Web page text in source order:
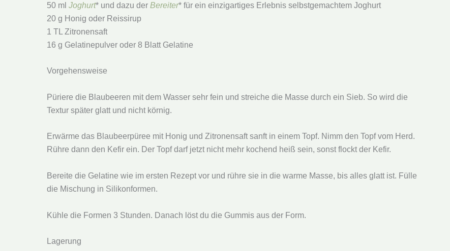
50 ml Joghurt* und dazu der Bereiter* für ein einzigartiges Erlebnis selbstgemachtem Joghurt
20 g Honig oder Reissirup
1 TL Zitronensaft
16 g Gelatinepulver oder 8 Blatt Gelatine
Vorgehensweise
Püriere die Blaubeeren mit dem Wasser sehr fein und streiche die Masse durch ein Sieb. So wird die
Textur später glatt und nicht körnig.
Erwärme das Blaubeerpüree mit Honig und Zitronensaft sanft in einem Topf. Nimm den Topf vom Herd.
Rühre dann den Kefir ein. Der Topf darf jetzt nicht mehr kochend heiß sein, sonst flockt der Kefir.
Bereite die Gelatine wie im ersten Rezept vor und rühre sie in die warme Masse, bis alles glatt ist. Fülle
die Mischung in Silikonformen.
Kühle die Formen 3 Stunden. Danach löst du die Gummis aus der Form.
Lagerung